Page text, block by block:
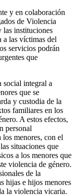
y en colaboración
de Violencia
las instituciones
a las víctimas del
servicios podrán
que
social integral a
que se
y custodia de la
familiares en los
A estos efectos,
personal
los menores, con el
situaciones que
a los menores que
violencia de género.
de la
hijas e hijos menores
la violencia vicaria.